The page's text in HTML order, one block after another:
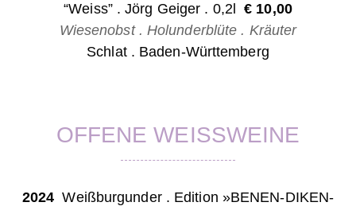
“Weiss” . Jörg Geiger . 0,2l€ 10,00
Wiesenobst . Holunderblüte . Kräuter
Schlat . Baden-Württemberg
OFFENE WEISSWEINE
2024 Weißburgunder . Edition »BENEN-DIKEN-